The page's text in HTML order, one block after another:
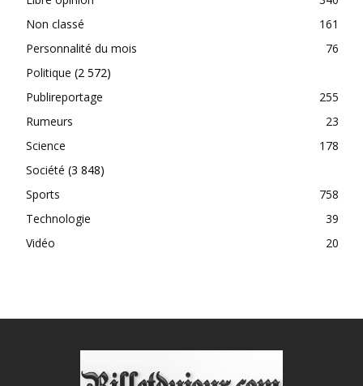
Non classé
161
Personnalité du mois
76
Politique (2 572)
Publireportage
255
Rumeurs
23
Science
178
Société (3 848)
Sports
758
Technologie
39
Vidéo
20